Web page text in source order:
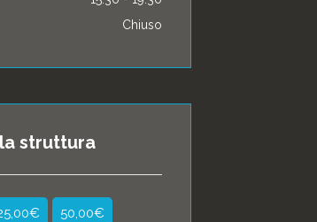
Chiuso
struttura
50,00€